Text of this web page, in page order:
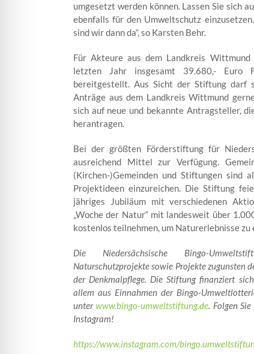
umgesetzt werden können. Lassen Sie sich
ebenfalls für den Umweltschutz
sind wir dann da“, so Karsten Behr.
Für Akteure aus dem Landkreis
letzten Jahr insgesamt 39.680,- Euro
bereitgestellt. Aus Sicht der Stiftung darf
Anträge aus dem Landkreis Wittmund
sich auf neue und bekannte Antragsteller,
herantragen.
Bei der größten Förderstiftung für
ausreichend Mittel zur Verfügung.
(Kirchen-)Gemeinden und Stiftungen sind
Projektideen einzureichen. Die Stiftung
jähriges Jubiläum mit verschiedenen
„Woche der Natur“ mit landesweit über
kostenlos teilnehmen, um Naturerlebnisse zu
Die Niedersächsische Bingo-
Naturschutzprojekte sowie Projekte zugunsten
der Denkmalpflege. Die Stiftung finanziert
allem aus Einnahmen der Bingo-
unterwww.bingo-umweltstiftung.de. Folgen
Instagram!
https://www.instagram.com/